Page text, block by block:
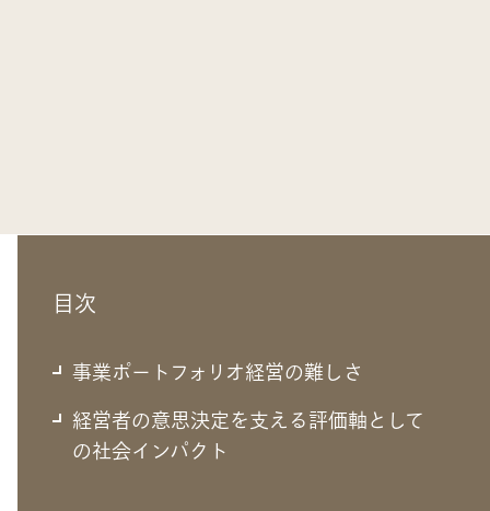
目次
事業ポートフォリオ経営の難しさ
経営者の意思決定を支える評価軸として
の社会インパクト
事業ポートフォリオ経営の難しさ
東証からの要請もあり、PBR1倍割れの解消、すなわち企